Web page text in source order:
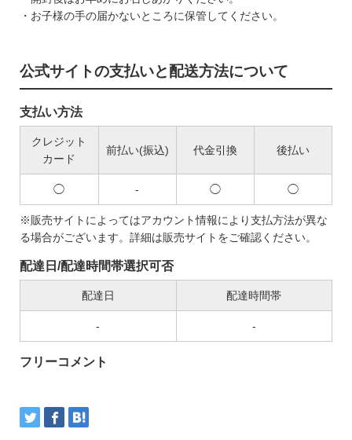
・お子様の手の届かないところに保管してください。
公式サイトの支払いと配送方法について
支払い方法
クレジット
カード
前払い(振込) 代金引換 後払い
◯ - ◯ ◯
※販売サイトによってはアカウント情報により支払方法が異な
る場合がございます。詳細は販売サイトをご確認ください。
配達日/配達時間帯選択可否
配達日 配達時間帯
- -
フリーコメント